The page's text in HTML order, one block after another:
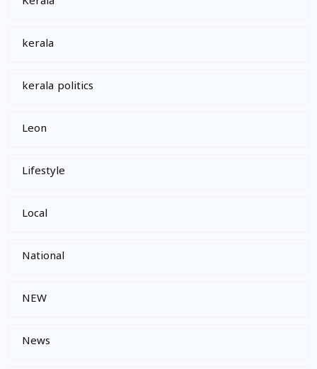
kerala
kerala politics
Leon
Lifestyle
Local
National
NEW
News